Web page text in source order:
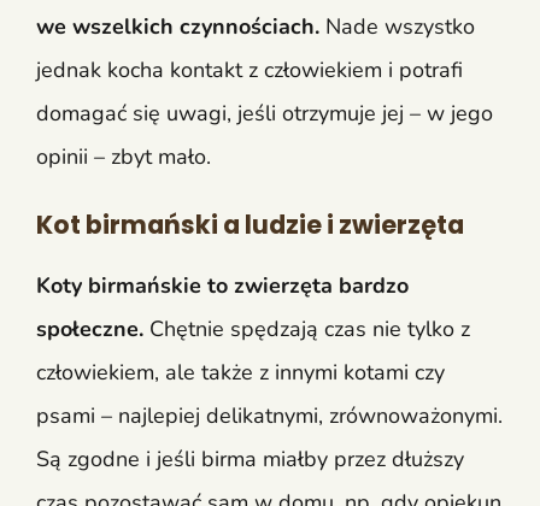
we wszelkich czynnościach. Nade wszystko
jednak kocha kontakt z człowiekiem i potrafi
domagać się uwagi, jeśli otrzymuje jej – w jego
opinii – zbyt mało.
Kot birmański a ludzie i zwierzęta
Koty birmańskie to zwierzęta bardzo
społeczne. Chętnie spędzają czas nie tylko z
człowiekiem, ale także z innymi kotami czy
psami – najlepiej delikatnymi, zrównoważonymi.
Są zgodne i jeśli birma miałby przez dłuższy